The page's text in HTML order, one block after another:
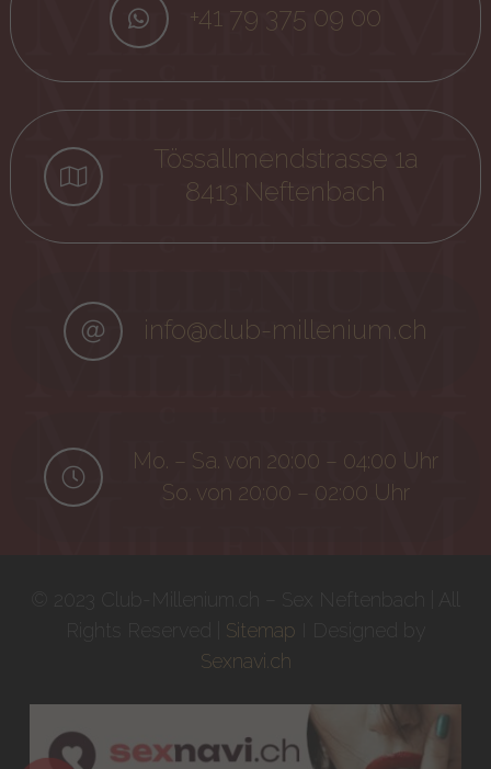
+41 79 375 09 00
Tössallmendstrasse 1a
8413 Neftenbach
info@club-millenium.ch
Mo. – Sa. von 20:00 – 04:00 Uhr
So. von 20:00 – 02:00 Uhr
Sitemap
Sexnavi.ch